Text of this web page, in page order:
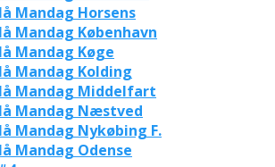
Mandag Horsens
Mandag København
Mandag Køge
Mandag Kolding
Mandag Middelfart
Mandag Næstved
Mandag Nykøbing F.
Mandag Odense